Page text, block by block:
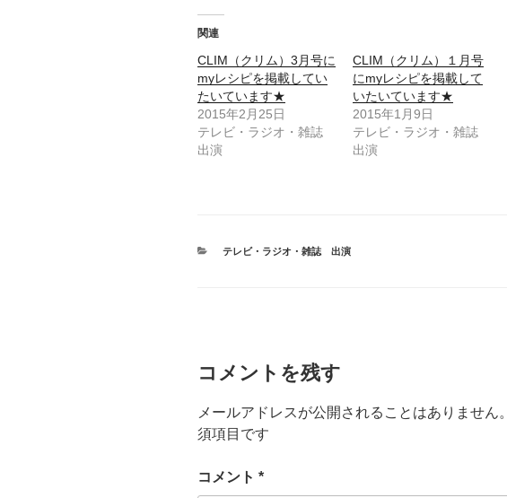
い
ド
ウ
で
開
き
ま
す
)
さ
い
(
新
し
い
ウ
ィ
関連
CLIM（クリム）3月号に
myレシピを掲載してい
たいています★
2015年2月25日
テレビ・ラジオ・雑誌
出演
CLIM（クリム）１月号
にmyレシピを掲載して
いたいています★
2015年1月9日
テレビ・ラジオ・雑誌
出演
カ
テレビ・ラジオ・雑誌 出演
コメントを残す
メールアドレスが公開されることはありません。
須項目です
コメント *